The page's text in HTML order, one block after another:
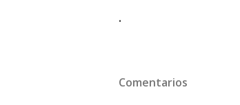
.
Comentarios